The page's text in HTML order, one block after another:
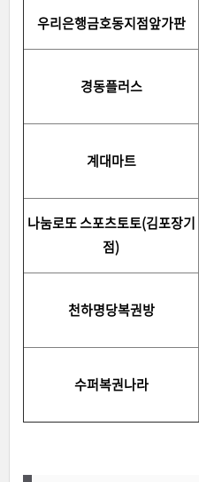
우리은행금호동지점앞가판
경동플러스
계대마트
나눔로또 스포츠토토(김포장기
점)
천하명당복권방
수퍼복권나라